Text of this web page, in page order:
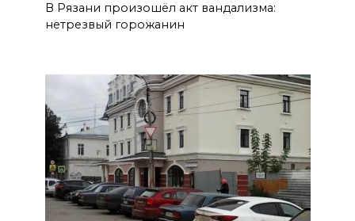
В Рязани произошёл акт вандализма:
нетрезвый горожанин